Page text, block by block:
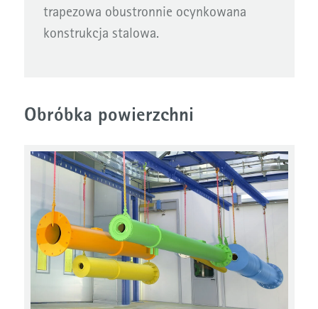
trapezowa obustronnie ocynkowana
konstrukcja stalowa.
Obróbka powierzchni